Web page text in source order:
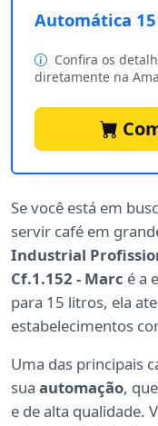
Automática
Confira os
diretamente na
Se você está em
servir café em
Industrial
Cf.1.152 - Marc é a
para 15 litros, ela
estabelecimentos
Uma das principais
sua automação,
e de alta qualidade.